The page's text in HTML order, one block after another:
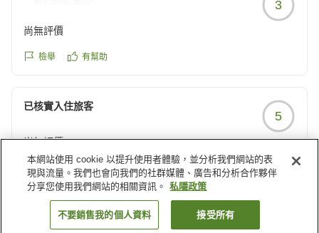
自身にはアレルギーは無いのですが、一緒に泊まった子供が
夜中につらい思いをしました。
象ではなくて、使うのをやめました。
ですが、こちらも残念な点があり、お皿はもう少し丁寧に洗
クチコミの詳細はこちらから
reviewId=33123478279551
貴重なご意見をお寄せいただき、ありがとうございま
お過ごしいただけるようスタッフ一同努めてまいりま
3
尚無評價
檢舉 有幫助
已核實入住旅客
5
尚無評價
檢舉 有幫助
載入更多結果
本網站使用 cookie 以提升使用者體驗，並分析我們網站的表
現與流量。我們也會向我們的社群媒體、廣告和分析合作夥伴
分享您使用我們網站的相關資訊。
私隱政策
不要銷售我的個人資料 接受所有